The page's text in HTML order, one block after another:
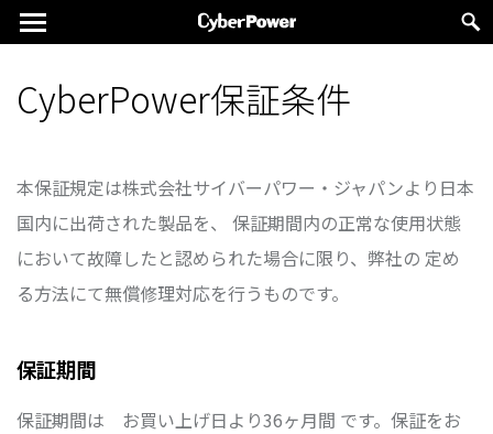
CyberPower保証条件
本保証規定は株式会社サイバーパワー・ジャパンより日本
国内に出荷された製品を、 保証期間内の正常な使用状態
において故障したと認められた場合に限り、弊社の 定め
る方法にて無償修理対応を行うものです。
保証期間
保証期間は お買い上げ日より36ヶ月間 です。保証をお